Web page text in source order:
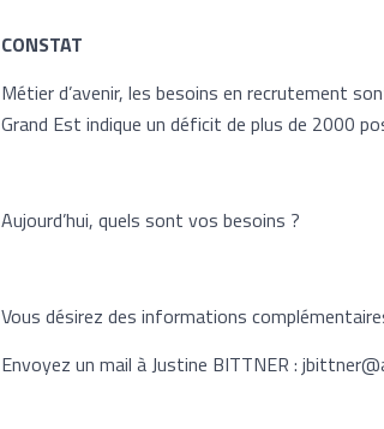
CONSTAT
Métier d’avenir, les besoins en recrutement
Grand Est indique un déficit de plus de 2000
Aujourd’hui, quels sont vos besoins ?
Vous désirez des informations
Envoyez un mail à Justine BITTNER :